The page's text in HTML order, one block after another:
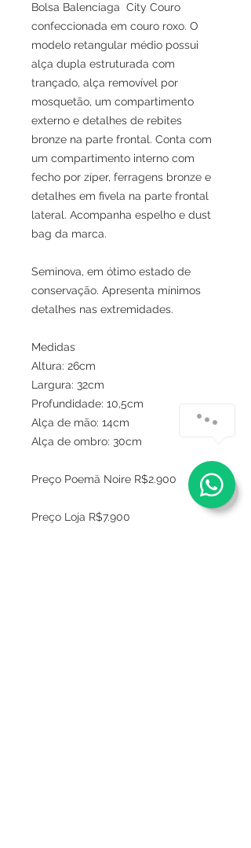
Bolsa Balenciaga City Couro
confeccionada em couro roxo. O
modelo retangular médio possui
alça dupla estruturada com
trançado, alça removível por
mosquetão, um compartimento
externo e detalhes de rebites
bronze na parte frontal. Conta com
um compartimento interno com
fecho por zíper, ferragens bronze e
detalhes em fivela na parte frontal
lateral. Acompanha espelho e dust
bag da marca.
Seminova, em ótimo estado de
conservação. Apresenta mínimos
detalhes nas extremidades.
Medidas
Altura: 26cm
Largura: 32cm
Profundidade: 10,5cm
Alça de mão: 14cm
Alça de ombro: 30cm
Preço Poemä Noire R$2.900
Preço Loja R$7.900